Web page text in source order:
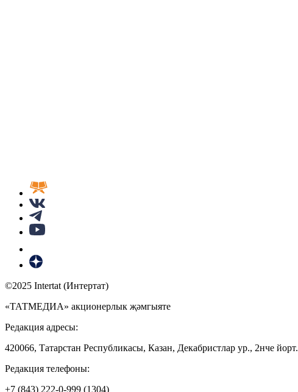
©2025 Intertat (Интертат)
«ТАТМЕДИА» акционерлык җәмгыяте
Редакция адресы:
420066, Татарстан Республикасы, Казан, Декабристлар ур., 2нче йорт.
Редакция телефоны:
+7 (843) 222-0-999 (1304)